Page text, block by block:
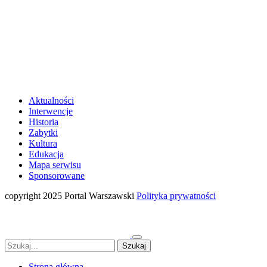
Aktualności
Interwencje
Historia
Zabytki
Kultura
Edukacja
Mapa serwisu
Sponsorowane
copyright 2025 Portal Warszawski Polityka prywatności